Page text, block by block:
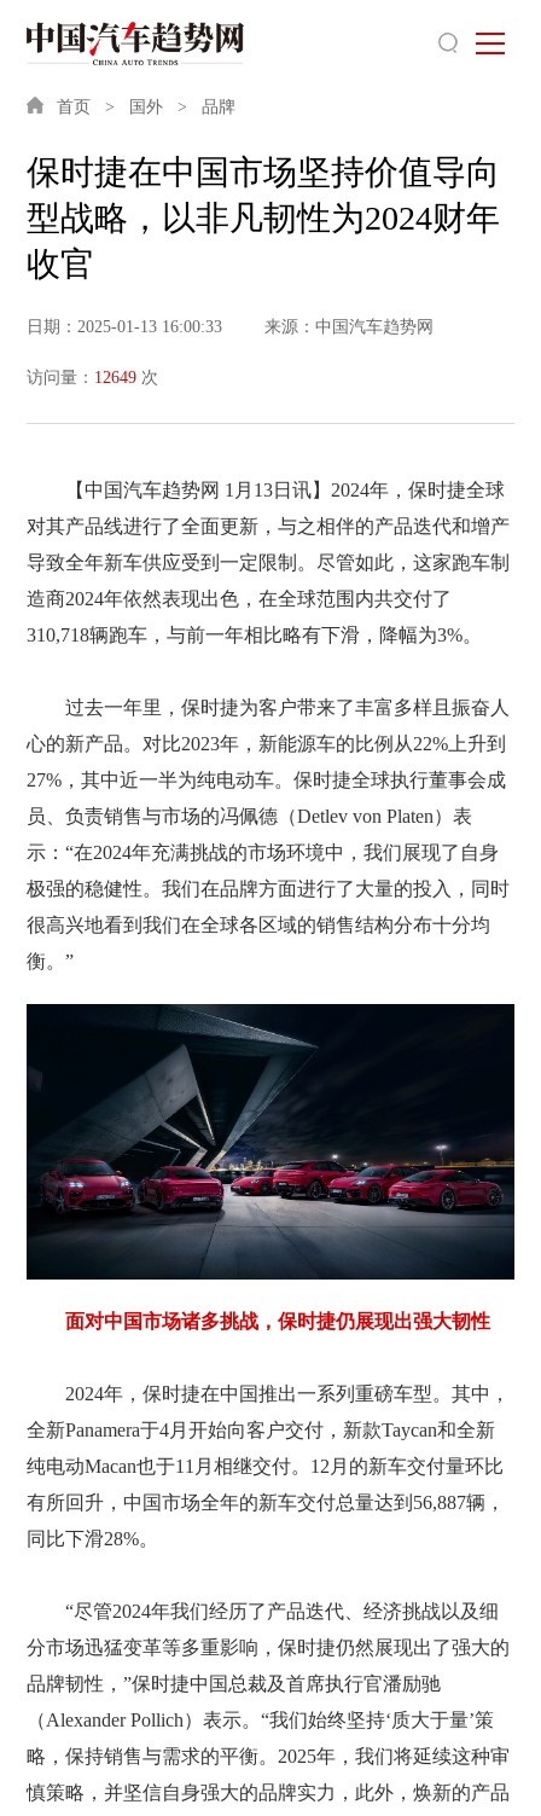
首页 国外 品牌
保时捷在中国市场坚持价值导向
型战略，以非凡韧性为2024财年
收官
日期：2025-01-13 16:00:33 来源：中国汽车趋势网
访问量： 12649 次
【中国汽车趋势网 1月13日讯】2024年，保时捷全球
对其产品线进行了全面更新，与之相伴的产品迭代和增产
导致全年新车供应受到一定限制。尽管如此，这家跑车制
造商2024年依然表现出色，在全球范围内共交付了
310,718辆跑车，与前一年相比略有下滑，降幅为3%。
过去一年里，保时捷为客户带来了丰富多样且振奋人
心的新产品。对比2023年，新能源车的比例从22%上升到
27%，其中近一半为纯电动车。保时捷全球执行董事会成
员、负责销售与市场的冯佩德（Detlev von Platen）表
示：“在2024年充满挑战的市场环境中，我们展现了自身
极强的稳健性。我们在品牌方面进行了大量的投入，同时
很高兴地看到我们在全球各区域的销售结构分布十分均
衡。”
面对中国市场诸多挑战，保时捷仍展现出强大韧性
2024年，保时捷在中国推出一系列重磅车型。其中，
全新Panamera于4月开始向客户交付，新款Taycan和全新
纯电动Macan也于11月相继交付。12月的新车交付量环比
有所回升，中国市场全年的新车交付总量达到56,887辆，
同比下滑28%。
“尽管2024年我们经历了产品迭代、经济挑战以及细
分市场迅猛变革等多重影响，保时捷仍然展现出了强大的
品牌韧性，”保时捷中国总裁及首席执行官潘励驰
（Alexander Pollich）表示。“我们始终坚持‘质大于量’策
略，保持销售与需求的平衡。2025年，我们将延续这种审
慎策略，并坚信自身强大的品牌实力，此外，焕新的产品